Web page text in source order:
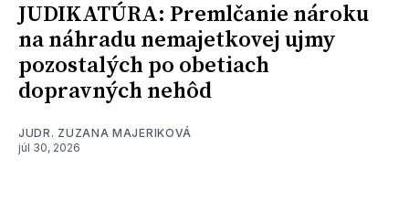
JUDIKATÚRA: Premlčanie nároku
na náhradu nemajetkovej ujmy
pozostalých po obetiach
dopravných nehôd
JUDR. ZUZANA MAJERIKOVÁ
júl 30, 2026